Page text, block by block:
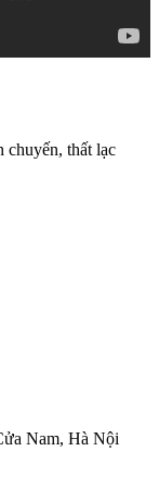
chuyến, thất lạc
Nam, Hà Nội